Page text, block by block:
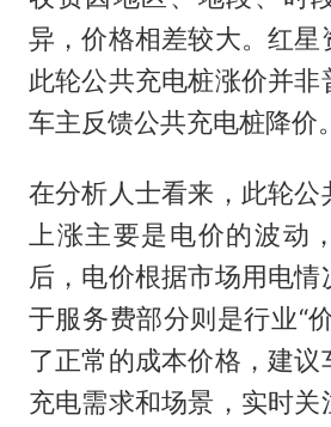
异，价格相差较大。红星
此轮公共充电桩涨价并非
车主反馈公共充电桩降价。
在分析人士看来，此轮公
上涨主要是电价的波动
后，电价根据市场用电情
于服务费部分则是行业“
了正常的成本价格，建议
充电需求和场景，实时关